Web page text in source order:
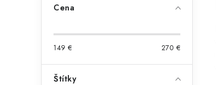
n
Cena
149 € 270 €
Štítky